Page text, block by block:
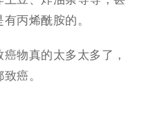
丙烯酰胺的。
物真的太多太多了，
癌。